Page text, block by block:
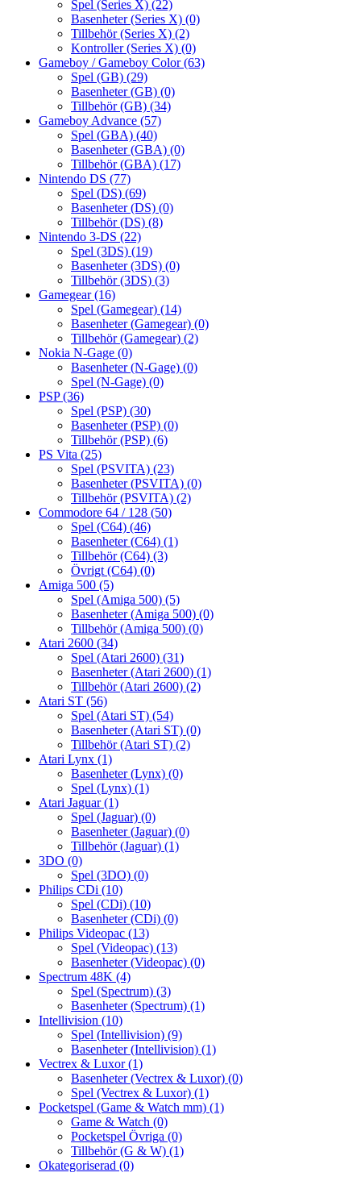
Spel (Series X) (22)
Basenheter (Series X) (0)
Tillbehör (Series X) (2)
Kontroller (Series X) (0)
Gameboy / Gameboy Color(63)
Spel (GB) (29)
Basenheter (GB) (0)
Tillbehör (GB) (34)
Gameboy Advance (57)
Spel (GBA) (40)
Basenheter (GBA) (0)
Tillbehör (GBA) (17)
Nintendo DS (77)
Spel (DS) (69)
Basenheter (DS) (0)
Tillbehör (DS) (8)
Nintendo 3-DS (22)
Spel (3DS) (19)
Basenheter (3DS) (0)
Tillbehör (3DS) (3)
Gamegear(16)
Spel (Gamegear) (14)
Basenheter (Gamegear) (0)
Tillbehör (Gamegear) (2)
Nokia N-Gage (0)
Basenheter (N-Gage) (0)
Spel (N-Gage) (0)
PSP(36)
Spel (PSP) (30)
Basenheter (PSP) (0)
Tillbehör (PSP) (6)
PS Vita (25)
Spel (PSVITA) (23)
Basenheter (PSVITA) (0)
Tillbehör (PSVITA) (2)
Commodore 64 / 128 (50)
Spel (C64) (46)
Basenheter (C64) (1)
Tillbehör (C64) (3)
Övrigt (C64) (0)
Amiga 500 (5)
Spel (Amiga 500) (5)
Basenheter (Amiga 500) (0)
Tillbehör (Amiga 500) (0)
Atari 2600 (34)
Spel (Atari 2600) (31)
Basenheter (Atari 2600) (1)
Tillbehör (Atari 2600) (2)
Atari ST (56)
Spel (Atari ST) (54)
Basenheter (Atari ST) (0)
Tillbehör (Atari ST) (2)
Atari Lynx (1)
Basenheter (Lynx) (0)
Spel (Lynx) (1)
Atari Jaguar(1)
Spel (Jaguar) (0)
Basenheter (Jaguar) (0)
Tillbehör (Jaguar) (1)
3DO (0)
Spel (3DO) (0)
Philips CDi (10)
Spel (CDi) (10)
Basenheter (CDi) (0)
Philips Videopac (13)
Spel (Videopac) (13)
Basenheter (Videopac) (0)
Spectrum 48K (4)
Spel (Spectrum) (3)
Basenheter (Spectrum) (1)
Intellivision (10)
Spel (Intellivision) (9)
Basenheter (Intellivision) (1)
Vectrex & Luxor(1)
Basenheter (Vectrex & Luxor) (0)
Spel (Vectrex & Luxor) (1)
Pocketspel (Game & Watch mm) (1)
Game & Watch (0)
Pocketspel Övriga (0)
Tillbehör (G & W) (1)
Okategoriserad (0)